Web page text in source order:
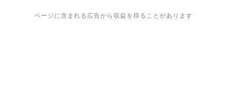
ページに含まれる広告から収益を得ることがあります